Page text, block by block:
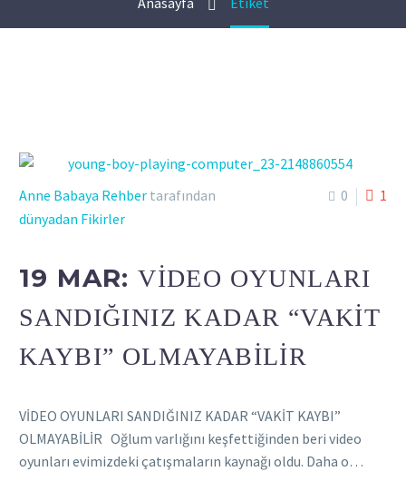
0 1
Anne Babaya Rehber tarafından
dünyadan Fikirler
19 MAR:VIDEO OYUNLARI
SANDIĞINIZ KADAR “VAKIT
KAYBI” OLMAYABILIR
VİDEO OYUNLARI SANDIĞINIZ KADAR “VAKİT KAYBI”
OLMAYABİLİR Oğlum varlığını keşfettiğinden beri video
oyunları evimizdeki çatışmaların kaynağı oldu. Daha o…